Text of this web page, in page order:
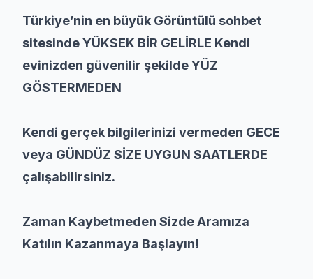
Türkiye’nin en büyük Görüntülü sohbet
sitesinde YÜKSEK BİR GELİRLE Kendi
evinizden güvenilir şekilde YÜZ
GÖSTERMEDEN
Kendi gerçek bilgilerinizi vermeden GECE
veya GÜNDÜZ SİZE UYGUN SAATLERDE
çalışabilirsiniz.
Zaman Kaybetmeden Sizde Aramıza
Katılın Kazanmaya Başlayın!